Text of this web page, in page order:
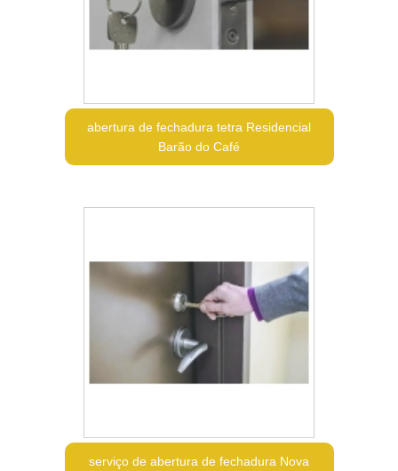
abertura de fechadura tetra Residencial
Barão do Café
serviço de abertura de fechadura Nova